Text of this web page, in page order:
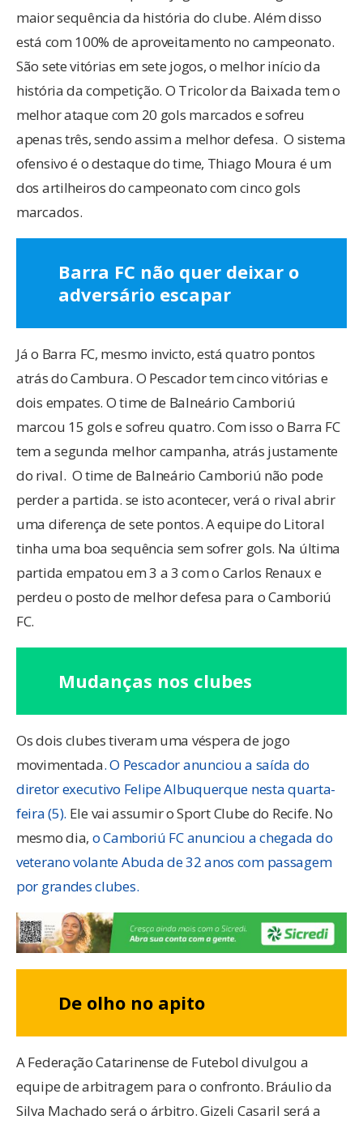
maior sequência da história do clube. Além disso
está com 100% de aproveitamento no campeonato.
São sete vitórias em sete jogos, o melhor início da
história da competição. O Tricolor da Baixada tem o
melhor ataque com 20 gols marcados e sofreu
apenas três, sendo assim a melhor defesa. O sistema
ofensivo é o destaque do time, Thiago Moura é um
dos artilheiros do campeonato com cinco gols
marcados.
Barra FC não quer deixar o
adversário escapar
Já o Barra FC, mesmo invicto, está quatro pontos
atrás do Cambura. O Pescador tem cinco vitórias e
dois empates. O time de Balneário Camboriú
marcou 15 gols e sofreu quatro. Com isso o Barra FC
tem a segunda melhor campanha, atrás justamente
do rival. O time de Balneário Camboriú não pode
perder a partida. se isto acontecer, verá o rival abrir
uma diferença de sete pontos. A equipe do Litoral
tinha uma boa sequência sem sofrer gols. Na última
partida empatou em 3 a 3 com o Carlos Renaux e
perdeu o posto de melhor defesa para o Camboriú
FC.
Mudanças nos clubes
Os dois clubes tiveram uma véspera de jogo
movimentada. O Pescador anunciou a saída do
diretor executivo Felipe Albuquerque nesta quarta-
feira (5). Ele vai assumir o Sport Clube do Recife. No
mesmo dia, o Camboriú FC anunciou a chegada do
veterano volante Abuda de 32 anos com passagem
por grandes clubes.
De olho no apito
A Federação Catarinense de Futebol divulgou a
equipe de arbitragem para o confronto. Bráulio da
Silva Machado será o árbitro. Gizeli Casaril será a